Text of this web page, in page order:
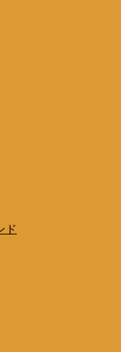
ド